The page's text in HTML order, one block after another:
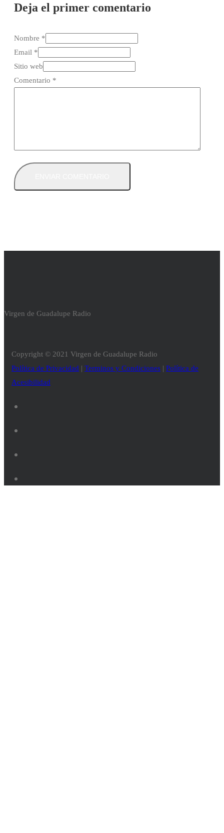
Deja el primer comentario
Nombre *
Email *
Sitio web
Comentario *
Virgen de Guadalupe Radio
Copyright © 2021 Virgen de Guadalupe Radio
Política de Privacidad | Terminos y Condiciones | Política de
Acesibilidad